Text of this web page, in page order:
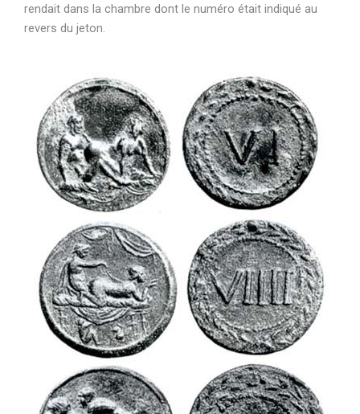
rendait dans la chambre dont le numéro était indiqué au
revers du jeton.